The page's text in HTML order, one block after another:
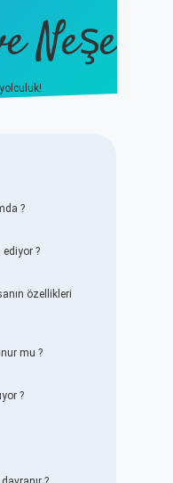
Neşe
?
ediyor ?
özellikleri
mu ?
?